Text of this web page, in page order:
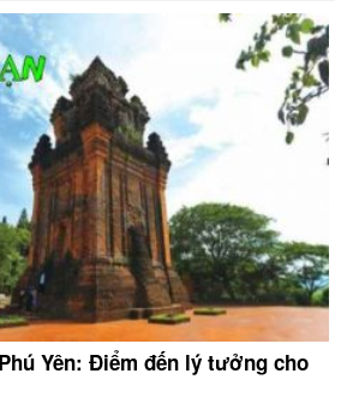
Yên: Điểm đến lý tưởng cho